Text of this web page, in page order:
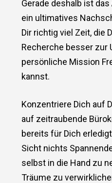
Gerade deshalb ist
ein ultimatives
Dir richtig viel Zeit, die
Recherche besser zur
persönliche Mission
kannst.
Konzentriere Dich auf
auf zeitraubende
bereits für Dich
Sicht nichts
selbst in die Hand zu
Träume zu